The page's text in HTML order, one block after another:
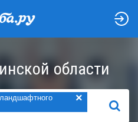
области
×
НАЙТИ